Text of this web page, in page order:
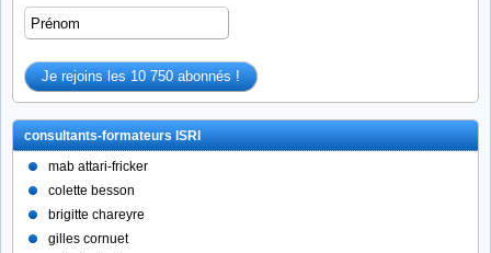
consultants-formateurs ISRI
mab attari-fricker
colette besson
brigitte chareyre
gilles cornuet